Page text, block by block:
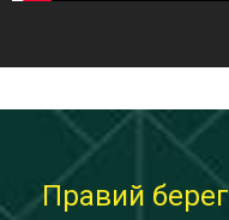
Правий берег